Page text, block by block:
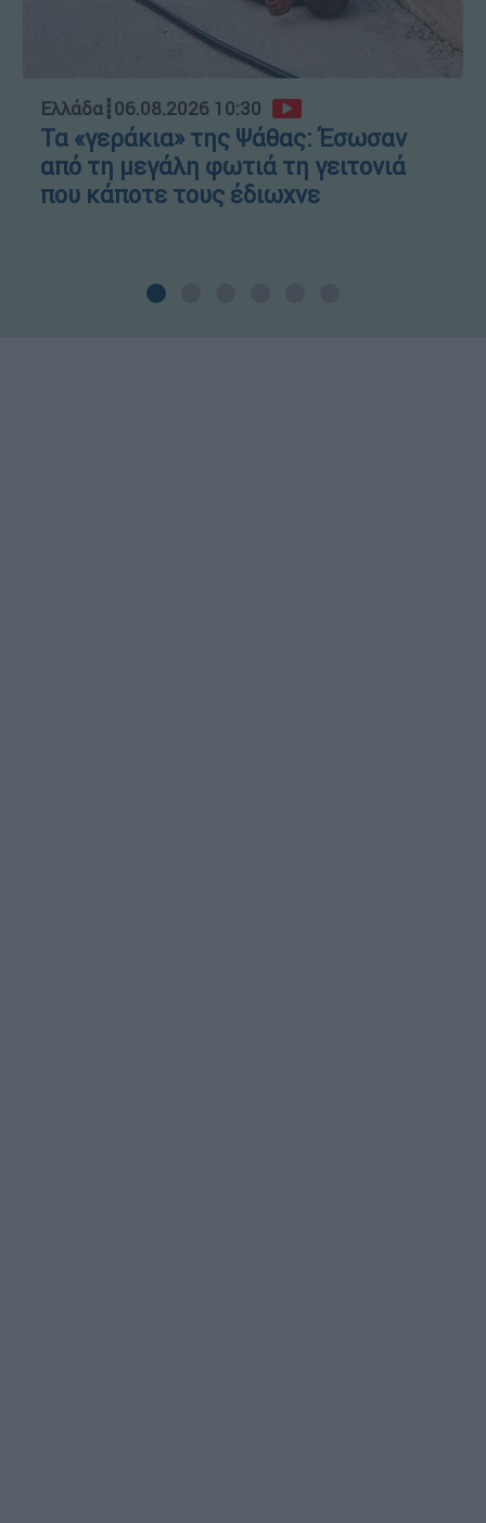
Ελλάδα┋06.08.2026 10:30
Τα «γεράκια» της Ψάθας: Έσωσαν
από τη μεγάλη φωτιά τη γειτονιά
που κάποτε τους έδιωχνε